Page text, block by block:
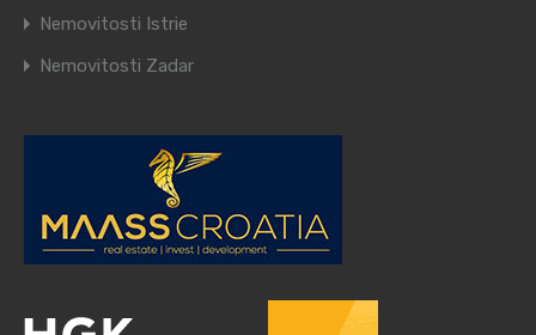
Nemovitosti Istrie
Nemovitosti Zadar